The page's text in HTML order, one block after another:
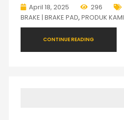
April 18, 2025 296
BRAKE | BRAKE PAD, PRODUK KAMI
CONTINUE READING